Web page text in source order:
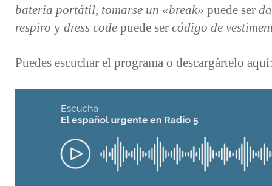
batería portátil, tomarse un «break» puede ser
respiro y dress code puede ser código de
Puedes escuchar el programa o descargártelo